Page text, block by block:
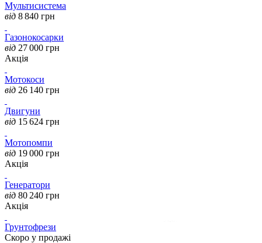
Мультисистема
від 8 840 грн
Газонокосарки
від 27 000 грн
Акція
Мотокоси
від 26 140 грн
Двигуни
від 15 624 грн
Мотопомпи
від 19 000 грн
Акція
Генератори
від 80 240 грн
Акція
Грунтофрези
Скоро у продажі